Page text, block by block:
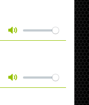
Mute
Mute